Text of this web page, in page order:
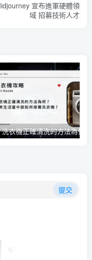
宣布進軍硬體領
域 招募技術人才
提交